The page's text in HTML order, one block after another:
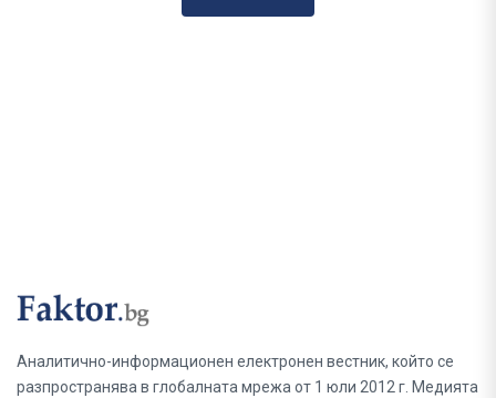
Аналитично-информационен електронен вестник, който се
разпространява в глобалната мрежа от 1 юли 2012 г. Медията